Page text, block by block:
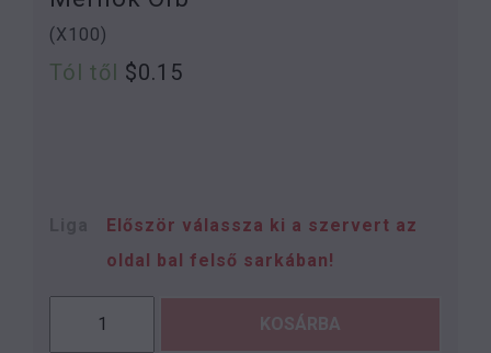
(X100)
Tól től $0.15
Először válassza ki a szervert az
oldal bal felső sarkában!
KOSÁRBA